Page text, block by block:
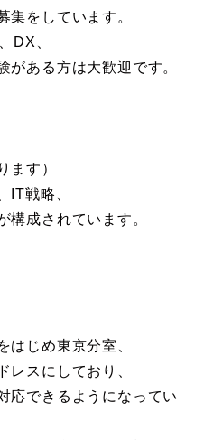
集をしています。
DX、
がある方は大歓迎です。
ます）
IT戦略、
構成されています。
はじめ東京分室、
レスにしており、
応できるようになってい